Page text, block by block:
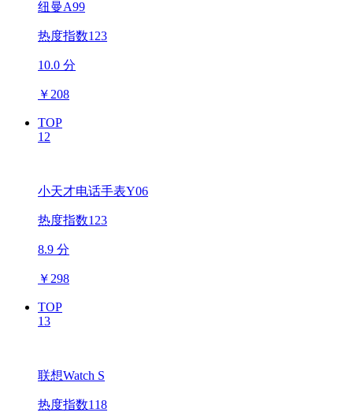
纽曼A99
热度指数123
10.0 分
￥ 208
TOP
12
小天才电话手表Y06
热度指数123
8.9 分
￥ 298
TOP
13
联想Watch S
热度指数118